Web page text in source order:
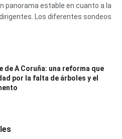
panorama estable en cuanto a la
Los diferentes sondeos
de A Coruña: una reforma que
por la falta de árboles y el